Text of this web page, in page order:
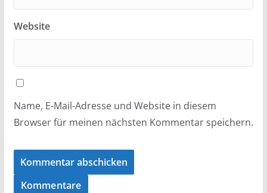
Website
Name, E-Mail-Adresse und Website in diesem
Browser für meinen nächsten Kommentar speichern.
Kommentare